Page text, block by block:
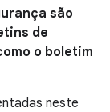
são
de
o boletim
neste